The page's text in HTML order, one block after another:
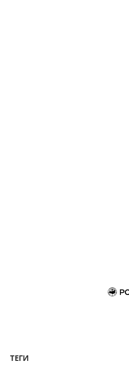
ТЕГИ